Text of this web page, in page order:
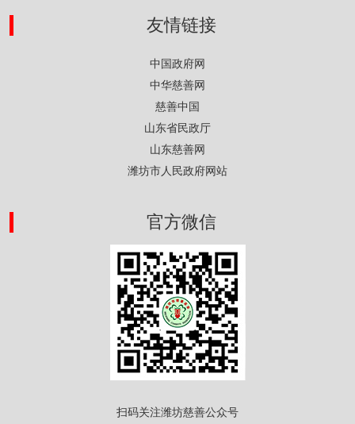
友情链接
中国政府网
中华慈善网
慈善中国
山东省民政厅
山东慈善网
潍坊市人民政府网站
官方微信
扫码关注潍坊慈善公众号